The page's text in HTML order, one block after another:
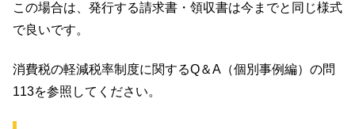
この場合は、発行する請求書・領収書は今までと同じ様式
で良いです。
消費税の軽減税率制度に関するQ＆A（個別事例編）の問
113を参照してください。